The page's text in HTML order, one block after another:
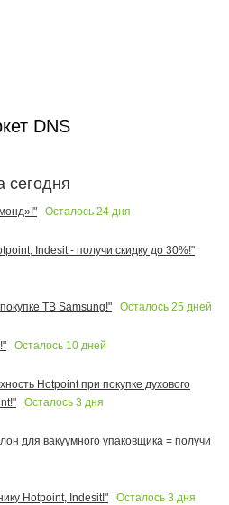
DNS
сегодня
Осталось 24 дня
Indesit - получи скидку до 30%!"
ТВ Samsung!"
Осталось 25 дней
Осталось 10 дней
Hotpoint при покупке духового
Осталось 3 дня
для вакуумного упаковщика = получи
Hotpoint, Indesit!"
Осталось 3 дня